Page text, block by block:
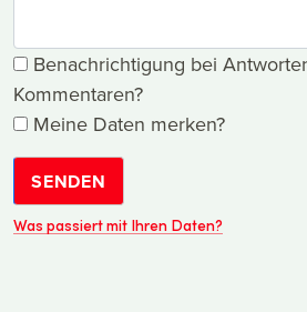
Benachrichtigung bei
Kommentaren?
Meine Daten merken?
SENDEN
Was passiert mit Ihren Daten?